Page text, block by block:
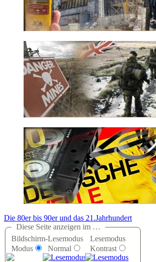
Die 80er bis 90er und das 21.Jahrhundert
Diese Seite anzeigen im …
Bildschirm-
Modus
Lesemodus
Normal
Lesemodus
Kontrast